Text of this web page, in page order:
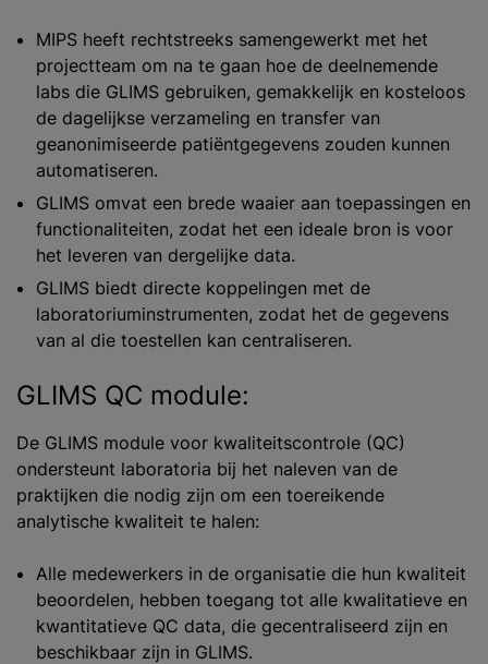
MIPS heeft rechtstreeks samengewerkt met het
projectteam om na te gaan hoe de deelnemende
labs die GLIMS gebruiken, gemakkelijk en kosteloos
de dagelijkse verzameling en transfer van
geanonimiseerde patiëntgegevens zouden kunnen
automatiseren.
GLIMS omvat een brede waaier aan toepassingen en
functionaliteiten, zodat het een ideale bron is voor
het leveren van dergelijke data.
GLIMS biedt directe koppelingen met de
laboratoriuminstrumenten, zodat het de gegevens
van al die toestellen kan centraliseren.
GLIMS QC module:
De GLIMS module voor kwaliteitscontrole (QC)
ondersteunt laboratoria bij het naleven van de
praktijken die nodig zijn om een toereikende
analytische kwaliteit te halen:
Alle medewerkers in de organisatie die hun kwaliteit
beoordelen, hebben toegang tot alle kwalitatieve en
kwantitatieve QC data, die gecentraliseerd zijn en
beschikbaar zijn in GLIMS.